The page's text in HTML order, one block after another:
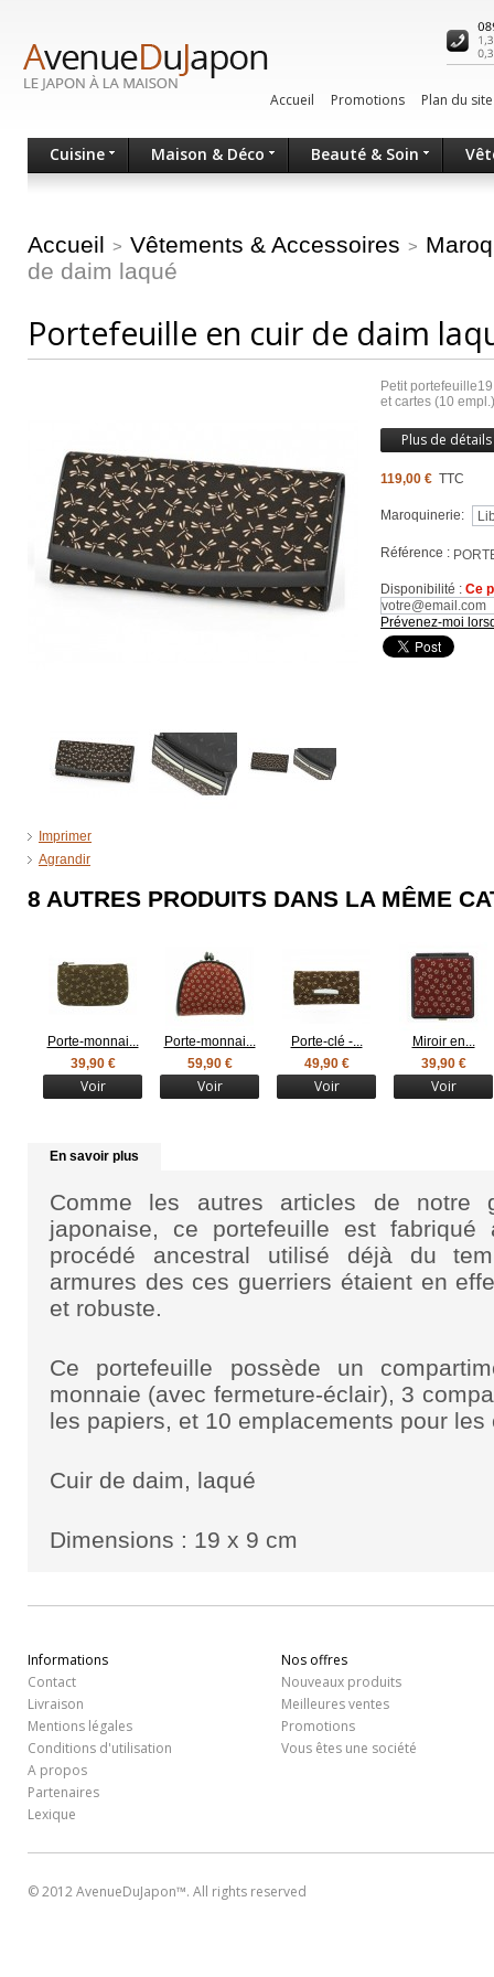
Accueil Promotions Plan du site
Cuisine Maison & Déco Beauté & Soin
Accueil > Vêtements & Accessoires >
de daim laqué
Portefeuille en cuir de daim
Imprimer
Agrandir
Petit
et cartes (10 empl.)
Plus de détails
119,00 € TTC
Maroquinerie:
Référence :
Disponibilité : Ce
Prévenez-moi
8 AUTRES PRODUITS DANS LA MÊME
Porte-monnai...
39,90 €
Voir
Porte-monnai...
59,90 €
Voir
Porte-clé -...
49,90 €
Voir
Miroir en...
39,90 €
Voir
En savoir plus
Comme les autres articles de notre
japonaise, ce portefeuille est fabriqué
procédé ancestral utilisé déjà du
armures des ces guerriers étaient en
et robuste.
Ce portefeuille possède un
monnaie (avec fermeture-éclair), 3
les papiers, et 10 emplacements pour les
Cuir de daim, laqué
Dimensions : 19 x 9 cm
Informations
Contact
Livraison
Mentions légales
Conditions d'utilisation
A propos
Partenaires
Lexique
Nos offres
Nouveaux produits
Meilleures ventes
Promotions
Vous êtes une société
© 2012 AvenueDuJapon™. All rights reserved